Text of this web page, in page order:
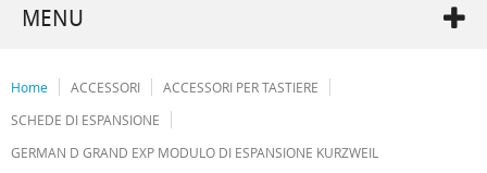
MENU
Home ACCESSORI
ACCESSORI PER TASTIERE
SCHEDE DI ESPANSIONE
GERMAN D GRAND EXP MODULO DI ESPANSIONE KURZWEIL